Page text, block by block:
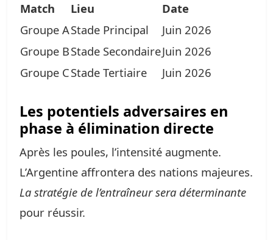
Match Lieu
Date
Groupe AStade Principal
Juin 2026
Groupe BStade SecondaireJuin 2026
Groupe CStade Tertiaire Juin 2026
Les potentiels adversaires en
phase à élimination directe
Après les poules, l’intensité augmente.
L’Argentine affrontera des nations majeures.
La stratégie de l’entraîneur sera déterminante
pour réussir.